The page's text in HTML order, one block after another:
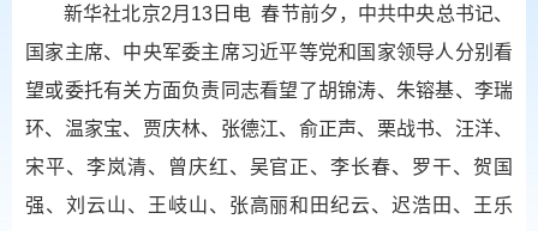
新华社北京2月13日电 春节前夕，中共中央总书记、
国家主席、中央军委主席习近平等党和国家领导人分别看
望或委托有关方面负责同志看望了胡锦涛、朱镕基、李瑞
环、温家宝、贾庆林、张德江、俞正声、栗战书、汪洋、
宋平、李岚清、曾庆红、吴官正、李长春、罗干、贺国
强、刘云山、王岐山、张高丽和田纪云、迟浩田、王乐